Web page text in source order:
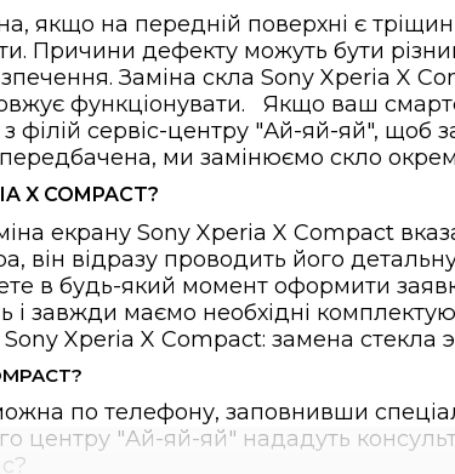
якщо на передній поверхні є
дефекту можуть бути
Заміна скла Sony Xperia X
функціонувати. Якщо ваш
філій сервіс-центру "Ай-яй-яй", щоб
ми замінюємо скло
X COMPACT?
екрану Sony Xperia X Compact
відразу проводить його
в будь-який момент оформити
завжди маємо необхідні
по телефону, заповнивши
центру "Ай-яй-яй" нададуть